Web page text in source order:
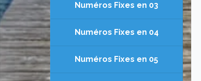
Numéros Fixes en 03
Numéros Fixes en 04
Numéros Fixes en 05